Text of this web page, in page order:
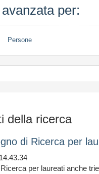
per:
Persone
della ricerca
di Ricerca per
per laureati anche